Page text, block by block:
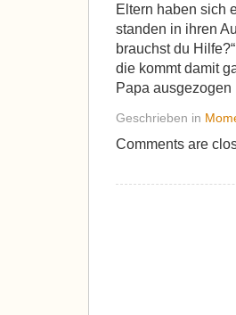
Eltern haben sich
standen in ihren
brauchst du
die kommt damit
Papa
Geschrieben in
Comments are